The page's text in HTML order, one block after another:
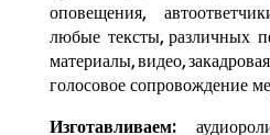
оповещения,
любые тексты, различных
материалы, видео,
голосовое сопровождение
Изготавливаем: